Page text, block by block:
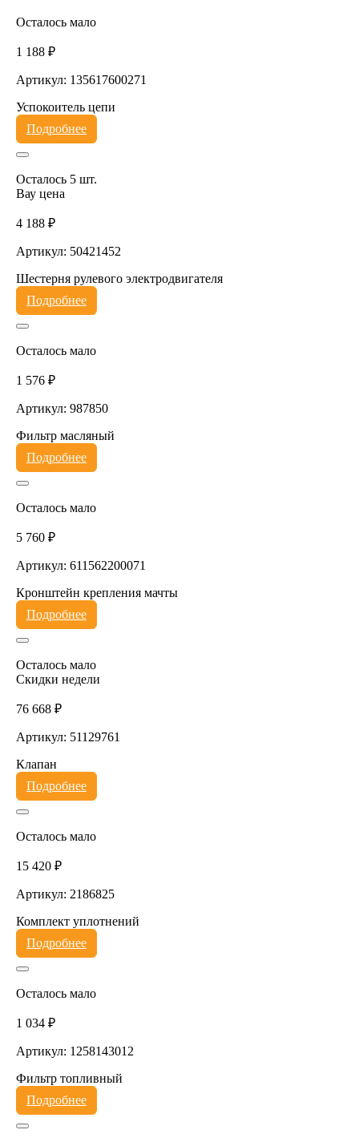
Осталось мало
1 188 ₽
Артикул: 135617600271
Успокоитель цепи
Подробнее
Осталось 5 шт.
Вау цена
4 188 ₽
Артикул: 50421452
Шестерня рулевого электродвигателя
Подробнее
Осталось мало
1 576 ₽
Артикул: 987850
Фильтр масляный
Подробнее
Осталось мало
5 760 ₽
Артикул: 611562200071
Кронштейн крепления мачты
Подробнее
Осталось мало
Скидки недели
76 668 ₽
Артикул: 51129761
Клапан
Подробнее
Осталось мало
15 420 ₽
Артикул: 2186825
Комплект уплотнений
Подробнее
Осталось мало
1 034 ₽
Артикул: 1258143012
Фильтр топливный
Подробнее